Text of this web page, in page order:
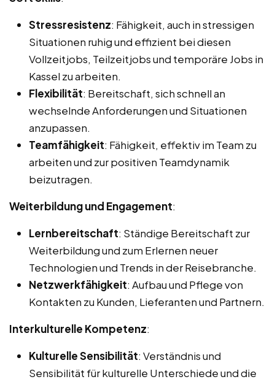
Stressresistenz: Fähigkeit, auch in stressigen
Situationen ruhig und effizient bei diesen
Vollzeitjobs, Teilzeitjobs und temporäre Jobs in
Kassel zu arbeiten.
Flexibilität: Bereitschaft, sich schnell an
wechselnde Anforderungen und Situationen
anzupassen.
Teamfähigkeit: Fähigkeit, effektiv im Team zu
arbeiten und zur positiven Teamdynamik
beizutragen.
Weiterbildung und Engagement:
Lernbereitschaft: Ständige Bereitschaft zur
Weiterbildung und zum Erlernen neuer
Technologien und Trends in der Reisebranche.
Netzwerkfähigkeit: Aufbau und Pflege von
Kontakten zu Kunden, Lieferanten und Partnern.
Interkulturelle Kompetenz:
Kulturelle Sensibilität: Verständnis und
Sensibilität für kulturelle Unterschiede und die